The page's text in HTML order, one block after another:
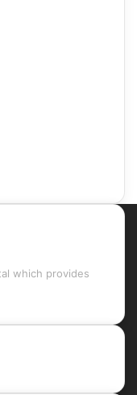
which provides